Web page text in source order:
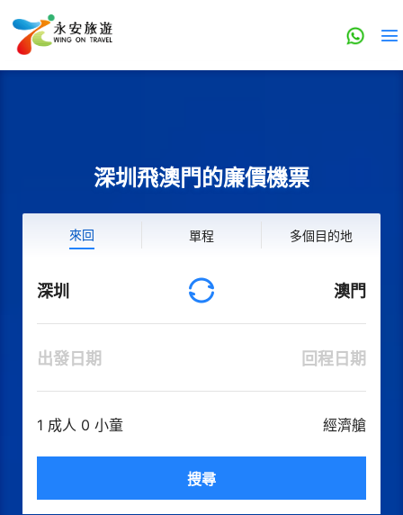
深圳飛澳門的廉價機票
來回 單程 多個目的地
深圳 澳門
出發日期 回程日期
1 成人 0 小童 經濟艙
搜尋